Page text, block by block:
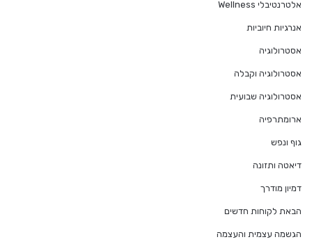
אלטרנטיבלי Wellness
אנרגיות חיוביות
אסטרולוגיה
אסטרולוגיה וקבלה
אסטרולוגיה שבועית
ארומתרפיה
גוף ונפש
דיאטה ותזונה
דמיון מודרך
הבאת לקוחות חדשים
הגשמה עצמית והעצמה